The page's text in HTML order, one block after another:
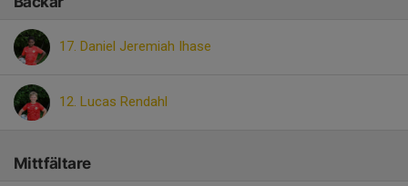
17. Daniel Jeremiah Ihase
12. Lucas Rendahl
Mittfältare